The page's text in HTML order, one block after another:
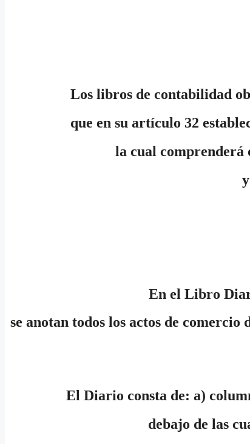
Los libros de contabilidad
que en su artículo 32
la cual
En el Libro
se anotan todos los actos de
El Diario consta de: a)
debajo de las